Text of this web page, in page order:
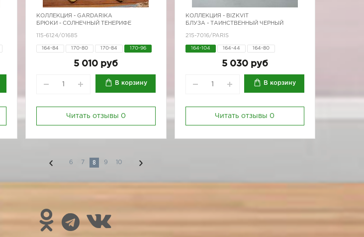
КОЛЛЕКЦИЯ -GARDARIKA
БРЮКИ - СОЛНЕЧНЫЙ ТЕНЕРИФЕ
115-6124/01685
164-84 170-80 170-84 170-96
5 010 руб
В корзину
Читать отзывы 0
КОЛЛЕКЦИЯ - BIZKVIT
БЛУЗА - ТАИНСТВЕННЫЙ ЧЕРНЫЙ
215-7016/PARIS
164-104 164-44 164-80
5 030 руб
В корзину
Читать отзывы 0
6 7 8 9 10